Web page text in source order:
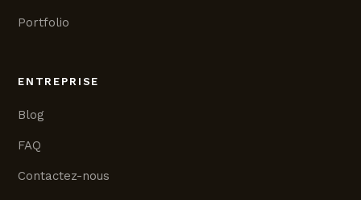
Portfolio
ENTREPRISE
Blog
FAQ
Contactez-nous